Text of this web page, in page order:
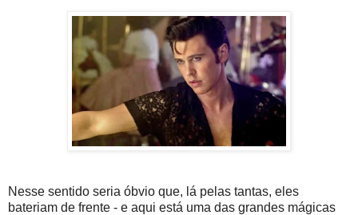
Nesse sentido seria óbvio que, lá pelas tantas, eles
bateriam de frente - e aqui está uma das grandes mágicas